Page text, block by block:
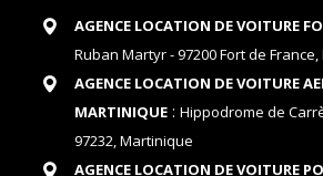
AGENCE LOCATION DE VOITURE
Ruban Martyr - 97200 Fort de
AGENCE LOCATION DE VOITURE
MARTINIQUE: Hippodrome de
97232, Martinique
AGENCE LOCATION DE VOITURE